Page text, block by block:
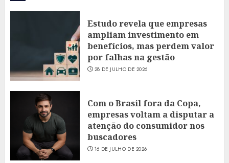
Estudo revela que empresas
ampliam investimento em
benefícios, mas perdem valor
por falhas na gestão
28 DE JULHO DE 2026
Com o Brasil fora da Copa,
empresas voltam a disputar a
atenção do consumidor nos
buscadores
16 DE JULHO DE 2026